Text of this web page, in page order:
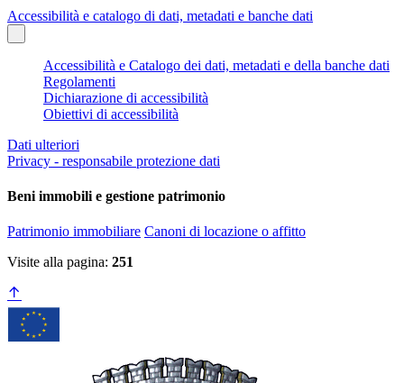
Accessibilità e catalogo di dati, metadati e banche dati
Accessibilità e Catalogo dei dati, metadati e della banche dati
Regolamenti
Dichiarazione di accessibilità
Obiettivi di accessibilità
Dati ulteriori
Privacy - responsabile protezione dati
Beni immobili e gestione patrimonio
Patrimonio immobiliare Canoni di locazione o affitto
Visite alla pagina: 251